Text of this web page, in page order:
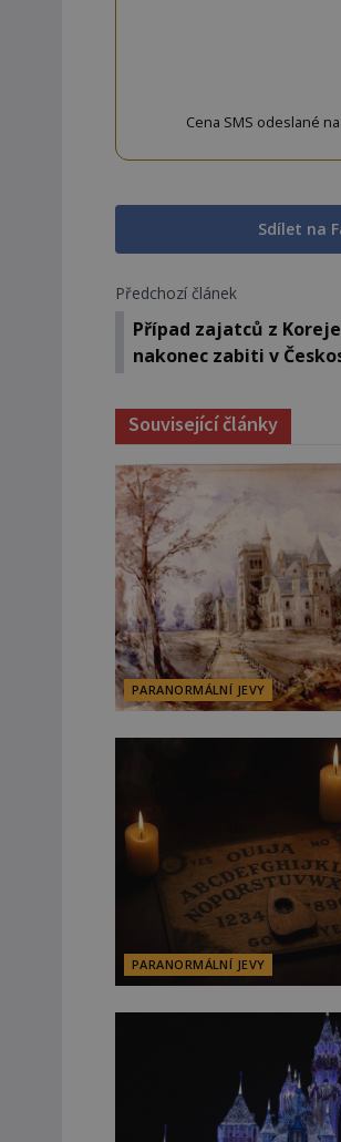
Cena SMS odeslané
Sdílet na
Předchozí článek
Případ zajatců z
nakonec zabiti v
Související články
PARANORMÁLNÍ JEVY
PARANORMÁLNÍ JEVY